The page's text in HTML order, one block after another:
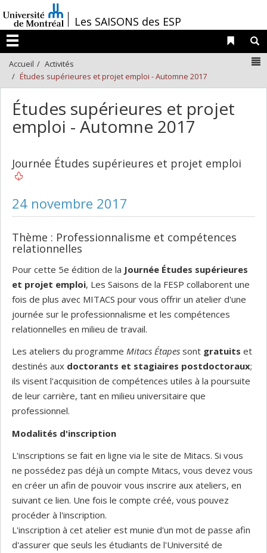
au
contenu
/Les SAISONS des ESP
Menu
Liens
Accueil
Activités
Études supérieures et projet emploi - Automne 2017
Études supérieures et projet
emploi - Automne 2017
Journée Études supérieures et projet emploi
24 novembre 2017
Thème : Professionnalisme et compétences
relationnelles
Pour cette 5e édition de la Journée Études supérieures
et projet emploi, Les Saisons de la FESP collaborent une
fois de plus avec MITACS pour vous offrir un atelier d'une
journée sur le professionnalisme et les compétences
relationnelles en milieu de travail.
Les ateliers du programme Mitacs Étapes sont gratuits et
destinés aux doctorants et stagiaires postdoctoraux;
ils visent l'acquisition de compétences utiles à la poursuite
de leur carrière, tant en milieu universitaire que
professionnel.
Modalités d'inscription
L'inscriptions se fait en ligne via le site de Mitacs. Si vous
ne possédez pas déjà un compte Mitacs, vous devez vous
en créer un afin de pouvoir vous inscrire aux ateliers, en
suivant ce lien. Une fois le compte créé, vous pouvez
procéder à l'inscription.
L'inscription à cet atelier est munie d'un mot de passe afin
d'assurer que seuls les étudiants de l'Université de